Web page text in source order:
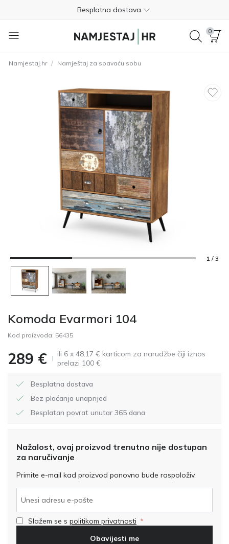
Besplatna dostava
Nije potrebno plaćanje unaprijed
01 8000 383
4.8
Besplatna dostava
Nije potrebno plaćanje unaprijed
Besplatan povrat unutar 365 dana
01 8000 383
4.8
0
Namjestaj.hr / Namještaj za spavaću sobu
1 / 3
Komoda Evarmori 104
Kod proizvoda: 56435
289 €
ili 6 x 48.17 € karticom za narudžbe čiji iznos
prelazi 100 €
Besplatna dostava
Bez plaćanja unaprijed
Besplatan povrat unutar 365 dana
Nažalost, ovaj proizvod trenutno nije dostupan
za naručivanje
Primite e-mail kad proizvod ponovno bude raspoloživ.
Slažem se s politikom privatnosti
Obavijesti me